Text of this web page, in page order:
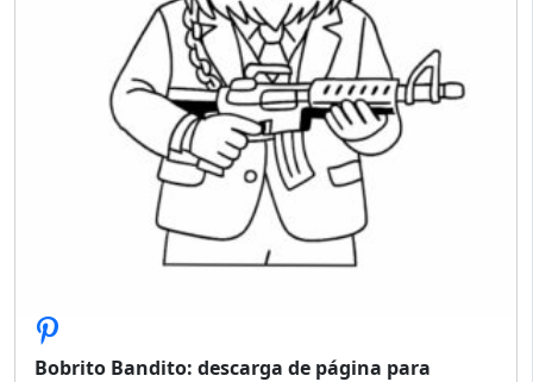
Bobrito Bandito: descarga de página para